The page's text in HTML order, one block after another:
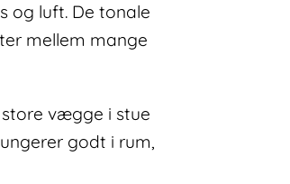
og luft. De tonale
mellem mange
vægge i stue
godt i rum,